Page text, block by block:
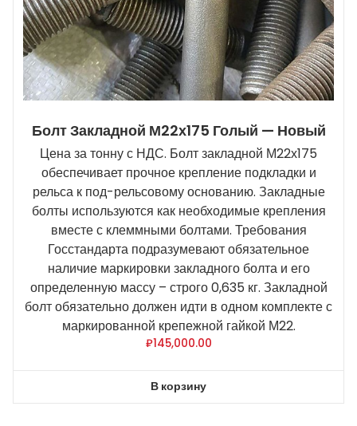
Болт Закладной М22х175 Голый — Новый
Цена за тонну с НДС. Болт закладной М22х175
обеспечивает прочное крепление подкладки и
рельса к под-рельсовому основанию. Закладные
болты используются как необходимые крепления
вместе с клеммными болтами. Требования
Госстандарта подразумевают обязательное
наличие маркировки закладного болта и его
определенную массу – строго 0,635 кг. Закладной
болт обязательно должен идти в одном комплекте с
маркированной крепежной гайкой М22.
₽145,000.00
В корзину